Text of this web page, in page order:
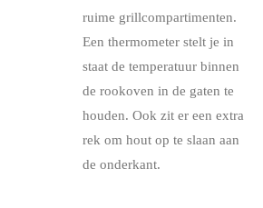
ruime grillcompartimenten.
Een thermometer stelt je in
staat de temperatuur binnen
de rookoven in de gaten te
houden. Ook zit er een extra
rek om hout op te slaan aan
de onderkant.